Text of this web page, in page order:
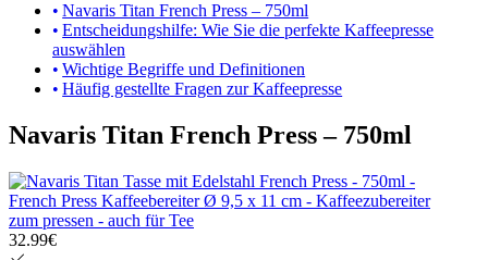
Navaris Titan French Press – 750ml
Entscheidungshilfe: Wie Sie die perfekte Kaffeepresse
auswählen
Wichtige Begriffe und Definitionen
Häufig gestellte Fragen zur Kaffeepresse
Navaris Titan French Press – 750ml
32.99€